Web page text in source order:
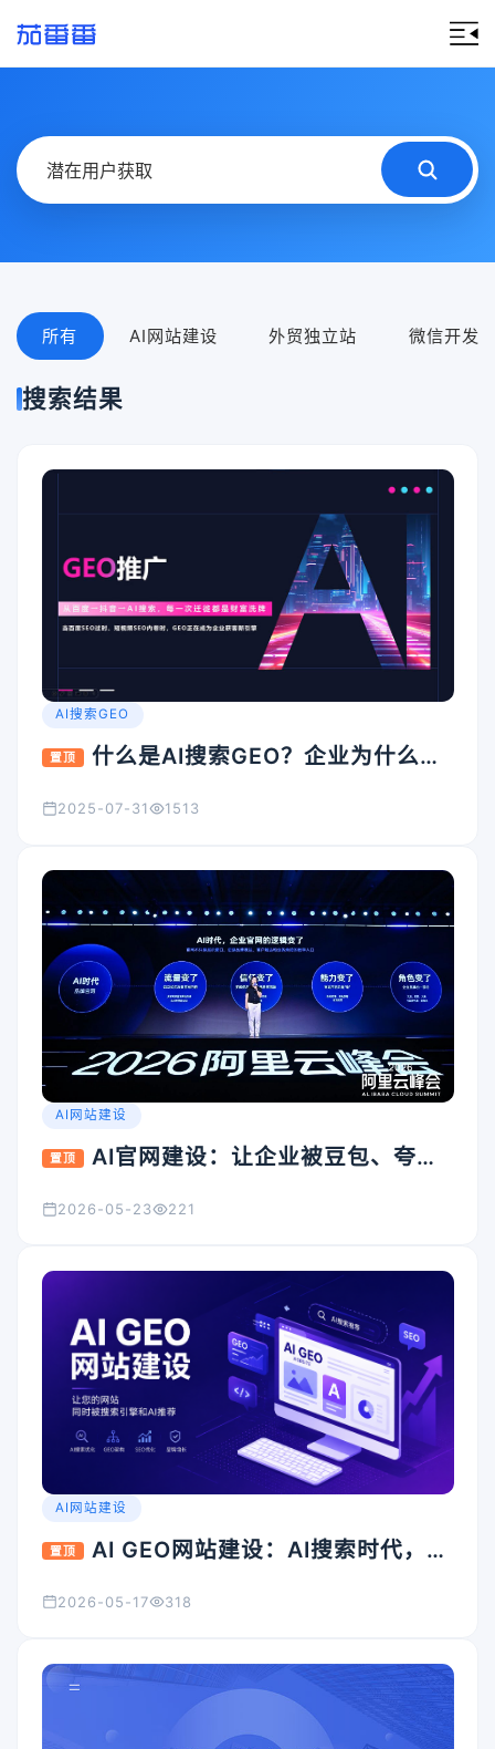
所有 AI网站建设 外贸独立站 微信开发
搜索结果
AI搜索GEO
置顶
什么是AI搜索GEO？企业为什么要
2025-07-31 1513
AI网站建设
置顶
AI官网建设：让企业被豆包、夸
2026-05-23 221
AI网站建设
置顶
AI GEO网站建设：AI搜索时代，企
2026-05-17 318